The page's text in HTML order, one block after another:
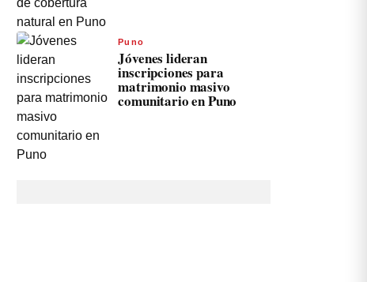
Puno
Jóvenes lideran
inscripciones para
matrimonio masivo
comunitario en Puno